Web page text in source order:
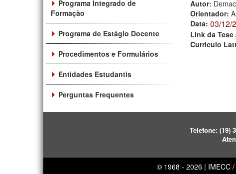
Programa Integrado de
Formação
Programa de Estágio Docente
Procedimentos e Formulários
Entidades Estudantis
Perguntas Frequentes
Autor:
Orientador:
Data: 03/12/
Link da
Currículo
Telefone: (19)
© 1968 - 2026 | IMECC /